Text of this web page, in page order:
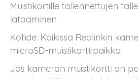
Muistikortille tallennettujen
lataaminen
Kohde: Kaikissa Reolinkin
microSD-muistikorttipaikka
Jos kameran muistikortti on